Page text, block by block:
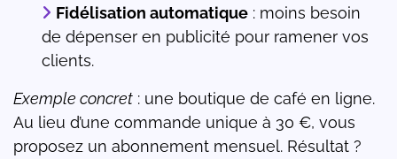
Fidélisation automatique : moins besoin
de dépenser en publicité pour ramener vos
clients.
Exemple concret : une boutique de café en ligne.
Au lieu d’une commande unique à 30 €, vous
proposez un abonnement mensuel. Résultat ?